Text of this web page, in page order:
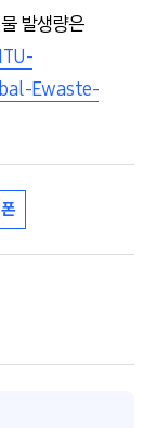
발생량은
Ewaste-